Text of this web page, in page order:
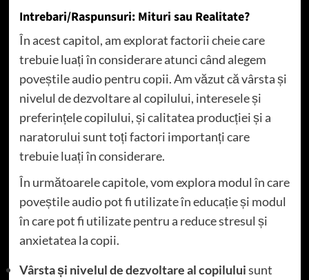
Intrebari/Raspunsuri: Mituri sau Realitate?
În acest capitol, am explorat factorii cheie care
trebuie luați în considerare atunci când alegem
poveștile audio pentru copii. Am văzut că vârsta și
nivelul de dezvoltare al copilului, interesele și
preferințele copilului, și calitatea producției și a
naratorului sunt toți factori importanți care
trebuie luați în considerare.
În următoarele capitole, vom explora modul în care
poveștile audio pot fi utilizate în educație și modul
în care pot fi utilizate pentru a reduce stresul și
anxietatea la copii.
Vârsta și nivelul de dezvoltare al copiluluisunt